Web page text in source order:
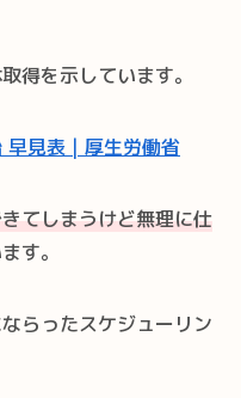
得を示しています。
早見表 | 厚生労働省
てしまうけど無理に仕
す。
らったスケジューリン